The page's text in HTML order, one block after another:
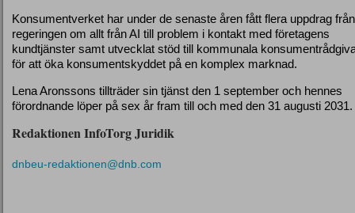
Konsumentverket har under de senaste åren fått flera uppdrag från
regeringen om allt från AI till problem i kontakt med företagens
kundtjänster samt utvecklat stöd till kommunala
för att öka konsumentskyddet på en komplex marknad.
Lena Aronssons tillträder sin tjänst den 1 september och hennes
förordnande löper på sex år fram till och med den 31 augusti 2031.
Redaktionen InfoTorg Juridik
dnbeu-redaktionen@dnb.com